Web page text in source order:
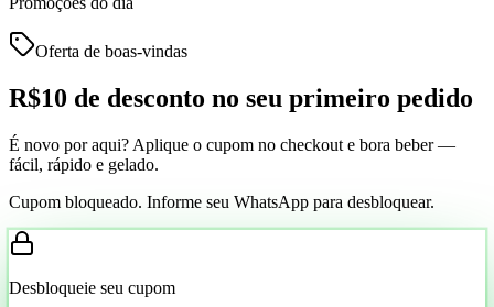
Oferta de boas-vindas
R$10 de desconto no seu primeiro pedido
É novo por aqui? Aplique o cupom no checkout e bora beber —
fácil, rápido e gelado.
Cupom bloqueado. Informe seu WhatsApp para desbloquear.
Desbloqueie seu cupom